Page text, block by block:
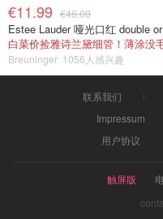
€11.99 €46.00
白菜价捡雅诗兰黛细管！薄涂没
Breuninger 1056人感兴趣
联系我们
Impressum
用户协议
触屏版